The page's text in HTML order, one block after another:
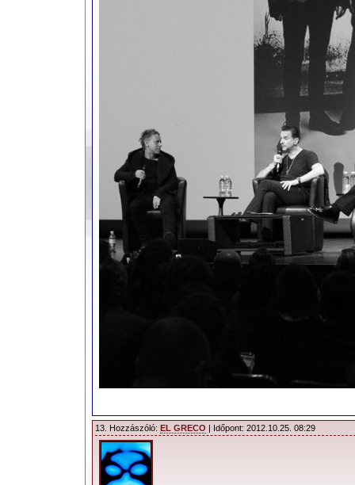
13. Hozzászóló: EL GRECO | Időpont: 2012.10.25. 08:29